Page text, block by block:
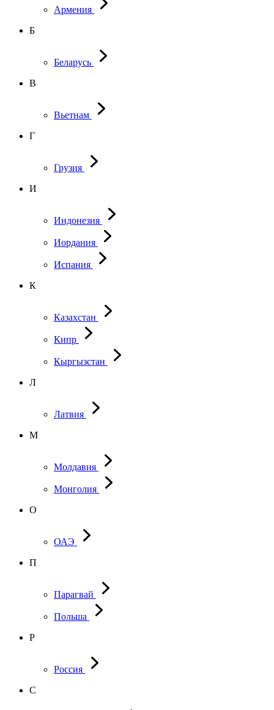
Армения
Б
Беларусь
В
Вьетнам
Г
Грузия
И
Индонезия
Иордания
Испания
К
Казахстан
Кипр
Кыргызстан
Л
Латвия
М
Молдавия
Монголия
О
ОАЭ
П
Парагвай
Польша
Р
Россия
С